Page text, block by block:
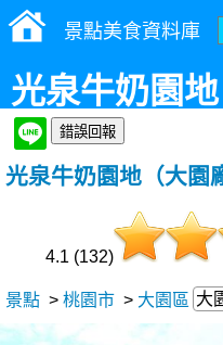
景點美食資料庫
光泉牛奶園地
光泉牛奶園地（大園
4.1 (132)
景點 > 桃園市 > 大園區 大